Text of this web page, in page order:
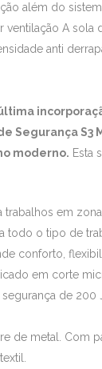
além do
ventilação A sola
anti
Segurança S3
moderno. Esta
trabalhos em
todo o tipo de
conforto,
em corte
segurança de 200
de metal. Com